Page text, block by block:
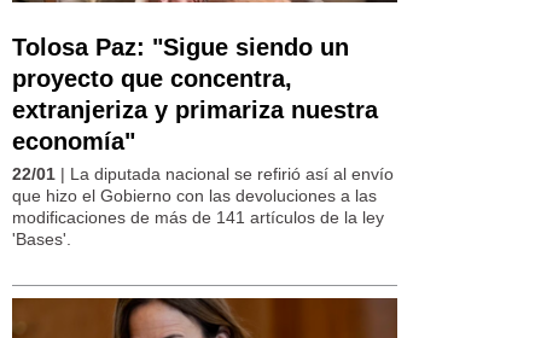
Tolosa Paz: "Sigue siendo un
proyecto que concentra,
extranjeriza y primariza nuestra
economía"
22/01 | La diputada nacional se refirió así al envío
que hizo el Gobierno con las devoluciones a las
modificaciones de más de 141 artículos de la ley
'Bases'.